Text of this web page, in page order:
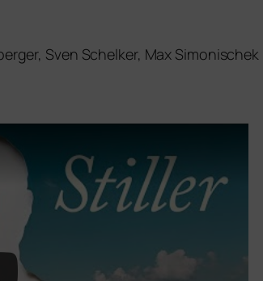
Sven Schelker, Max Simonischek